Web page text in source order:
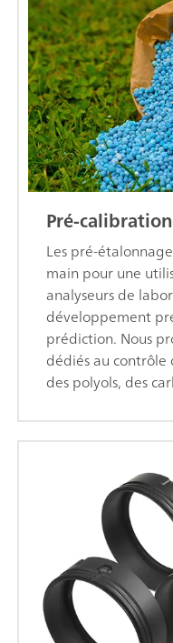
Pré-
Les pré-
main pour une
analyseurs de
développement
prédiction. Nous
dédiés au
des polyols, des